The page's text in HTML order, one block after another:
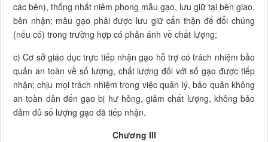
các bên), thống nhất niêm phong mẫu gạo, lưu giữ tại bên giao,
bên nhận; mẫu gạo phải được lưu giữ cẩn thận để đổi chúng
(nếu có) trong trường hợp có phản ánh về chất lượng;
c) Cơ sở giáo dục trực tiếp nhận gạo hỗ trợ có trách nhiệm bảo
quản an toàn về số lượng, chất lượng đối với số gạo được tiếp
nhận; chịu mọi trách nhiệm trong việc quản lý, bảo quản không
an toàn dẫn đến gạo bị hư hỏng, giảm chất lượng, không bảo
đảm đủ số lượng gạo đã tiếp nhận.
Chương III